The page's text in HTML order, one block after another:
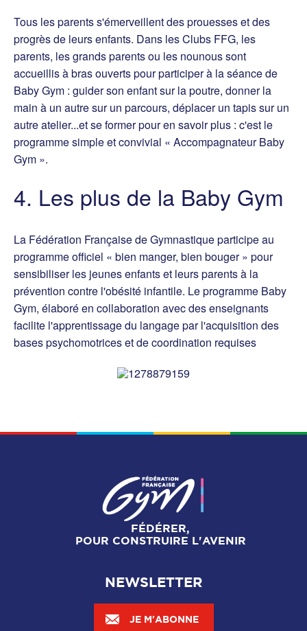
Tous les parents s'émerveillent des prouesses et des
progrès de leurs enfants. Dans les Clubs FFG, les
parents, les grands parents ou les nounous sont
accueillis à bras ouverts pour participer à la séance de
Baby Gym : guider son enfant sur la poutre, donner la
main à un autre sur un parcours, déplacer un tapis sur un
autre atelier...et se former pour en savoir plus : c'est le
programme simple et convivial « Accompagnateur Baby
Gym ».
4. Les plus de la Baby Gym
La Fédération Française de Gymnastique participe au
programme officiel « bien manger, bien bouger » pour
sensibiliser les jeunes enfants et leurs parents à la
prévention contre l'obésité infantile. Le programme Baby
Gym, élaboré en collaboration avec des enseignants
facilite l'apprentissage du langage par l'acquisition des
bases psychomotrices et de coordination requises
FÉDÉRER,
POUR CONSTRUIRE L'AVENIR
NEWSLETTER
JE M'ABONNE